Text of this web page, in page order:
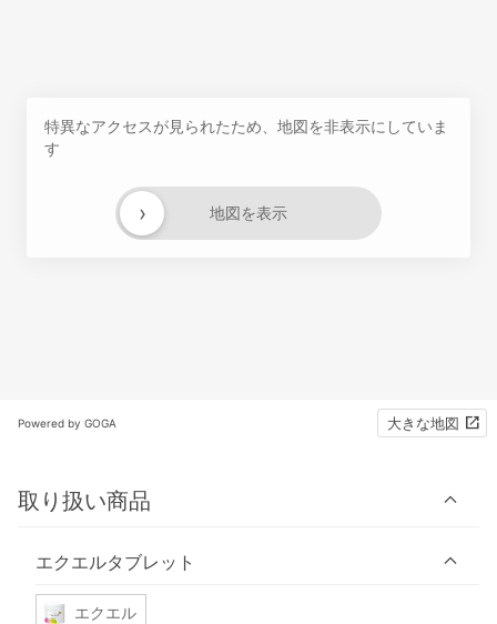
特異なアクセスが見られたため、地図を非表示にしていま
す
地図を表示
›
Powered by GOGA 大きな地図
取り扱い商品
エクエルタブレット
エクエル